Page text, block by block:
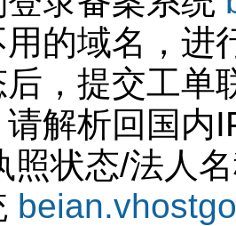
的域名，进
，提交工单
解析回国内
照状态/法人